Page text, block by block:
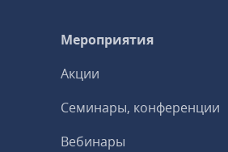
Мероприятия
Акции
Семинары, конференции
Вебинары